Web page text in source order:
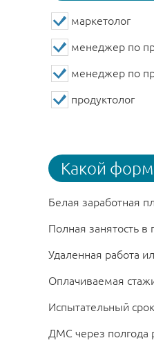
маркетолог
менеджер по
менеджер по
продуктолог
Какой
Белая заработная
Полная занятость
Удаленная работа
Оплачиваемая
Испытательный
ДМС через полгода